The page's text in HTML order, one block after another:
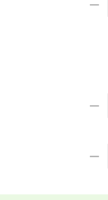
—
—
—